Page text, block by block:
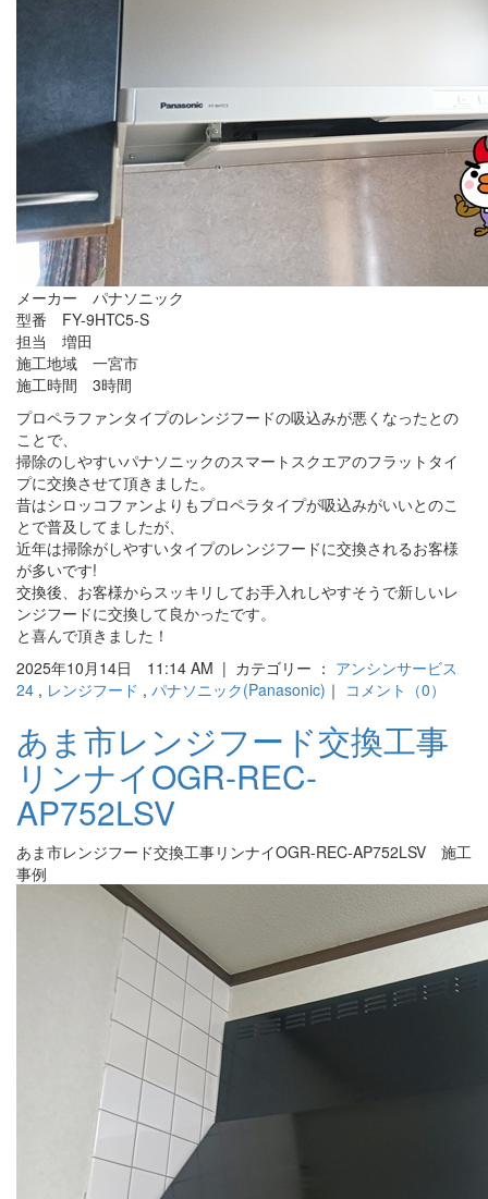
メーカー パナソニック
型番 FY-9HTC5-S
担当 増田
施工地域 一宮市
施工時間 3時間
プロペラファンタイプのレンジフードの吸込みが悪くなったとの
ことで、
掃除のしやすいパナソニックのスマートスクエアのフラットタイ
プに交換させて頂きました。
昔はシロッコファンよりもプロペラタイプが吸込みがいいとのこ
とで普及してましたが、
近年は掃除がしやすいタイプのレンジフードに交換されるお客様
が多いです!
交換後、お客様からスッキリしてお手入れしやすそうで新しいレ
ンジフードに交換して良かったです。
と喜んで頂きました！
2025年10月14日 11:14 AM | カテゴリー ： アンシンサービス
24 , レンジフード , パナソニック(Panasonic) ｜ コメント（0）
あま市レンジフード交換工事
リンナイOGR-REC-
AP752LSV
あま市レンジフード交換工事リンナイOGR-REC-AP752LSV 施工
事例